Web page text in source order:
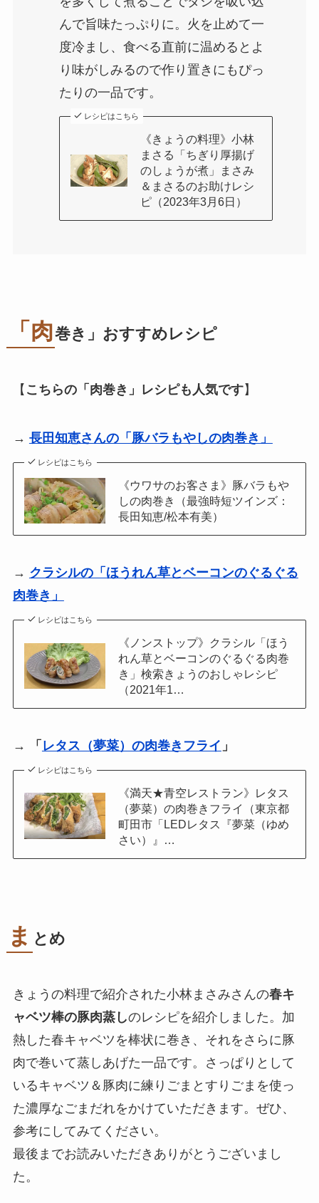
んで旨味たっぷりに。火を止めて一
度冷まし、食べる直前に温めるとよ
り味がしみるので作り置きにもぴっ
たりの一品です。
レシピはこちら
《きょうの料理》小林
まさる「ちぎり厚揚げ
のしょうが煮」まさみ
＆まさるのお助けレシ
ピ（2023年3月6日）
「肉巻き」おすすめレシピ
【 こちらの「肉巻き」レシピも人気です】
→ 長田知恵さんの「豚バラもやしの肉巻き」
レシピはこちら
《ウワサのお客さま》豚バラもや
しの肉巻き（最強時短ツインズ：
長田知恵/松本有美）
→ クラシルの「ほうれん草とベーコンのぐるぐる
肉巻き」
レシピはこちら
《ノンストップ》クラシル「ほう
れん草とベーコンのぐるぐる肉巻
き」検索きょうのおしゃレシピ
（2021年1…
→ 「 レタス（夢菜）の肉巻きフライ 」
レシピはこちら
《満天★青空レストラン》レタス
（夢菜）の肉巻きフライ（東京都
町田市「LEDレタス『夢菜（ゆめ
さい）』…
ま とめ
きょうの料理で紹介された小林まさみさんの春キ
ャベツ棒の豚肉蒸しのレシピを紹介しました。加
熱した春キャベツを棒状に巻き、それをさらに豚
肉で巻いて蒸しあげた一品です。さっぱりとして
いるキャベツ＆豚肉に練りごまとすりごまを使っ
た濃厚なごまだれをかけていただきます。ぜひ、
参考にしてみてください。
最後までお読みいただきありがとうございまし
た。